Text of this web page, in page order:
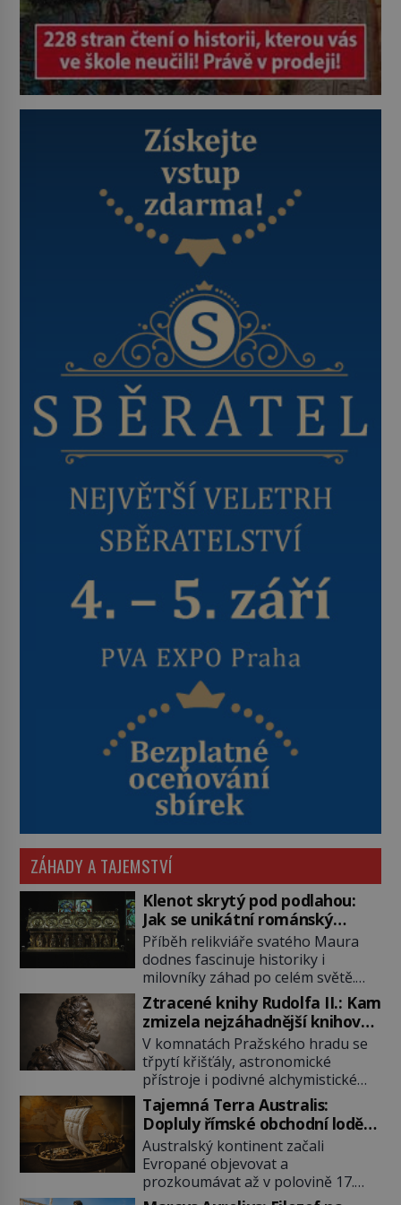
ZÁHADY A TAJEMSTVÍ
Klenot skrytý pod podlahou:
Jak se unikátní románský
poklad dostal do zapadlého
Bečova?
Příběh relikviáře svatého Maura
dodnes fascinuje historiky i
milovníky záhad po celém světě.
Tato románská zlatnická památka
ze 13. století je po českých
korunovačních klenotech druhým
nejcennějším movitým majetkem v
České republice. Přestože byl
klenot v roce 1985 po dramatickém
pátrání kriminalistů úspěšně
nalezen, jeho minulost stále
obestírá hustá mlha. Otázky, jak
přesně se tato […]
Ztracené knihy Rudolfa II.: Kam
zmizela nejzáhadnější knihovna
Evropy?
V komnatách Pražského hradu se
třpytí křišťály, astronomické
přístroje i podivné alchymistické
rukopisy. Císař Rudolf II.
shromažďuje vše, co souvisí s
tajemstvím přírody, hvězd i
lidského poznání. Jenže po jeho
smrti se jeho slavné sbírky začínají
rozpadat a část z nich mizí navždy.
Tajemná Terra Australis:
Dopluly římské obchodní lodě
až do Austrálie?
Australský kontinent začali
Evropané objevovat a
prozkoumávat až v polovině 17.
století. Existuje však možnost, že